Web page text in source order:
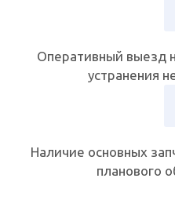
Оперативный выезд
устранения
Наличие основных
планового